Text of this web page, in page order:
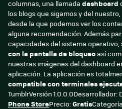
columnas, una llamada dashboard
los blogs que sigamos y del
desde la que podemos ver los
alguna recomendación. Además
capacidades del sistema operativo,
con la pantalla de bloqueoasí
nuestras imágenes del dashboard
aplicación. La aplicación es
compatible con terminales
TumblrVersión 1.0.0.0Desarrollador:
Phone StorePrecio: Gratis